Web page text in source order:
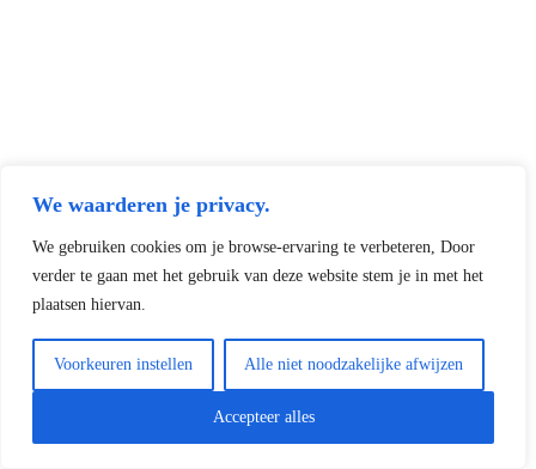
We waarderen je privacy.
We gebruiken cookies om je browse-ervaring te verbeteren, Door
verder te gaan met het gebruik van deze website stem je in met het
plaatsen hiervan.
Voorkeuren instellen Alle niet noodzakelijke afwijzen
Accepteer alles